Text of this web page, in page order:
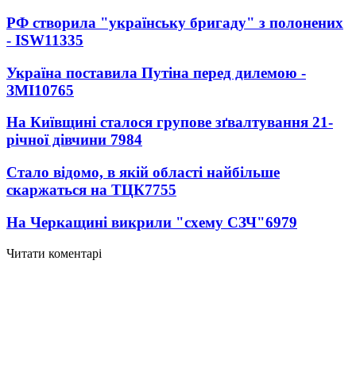
РФ створила "українську бригаду" з полонених
- ISW11335
Україна поставила Путіна перед дилемою -
ЗМІ10765
На Київщині сталося групове зґвалтування 21-
річної дівчини 7984
Стало відомо, в якій області найбільше
скаржаться на ТЦК7755
На Черкащині викрили "схему СЗЧ"6979
Читати коментарі